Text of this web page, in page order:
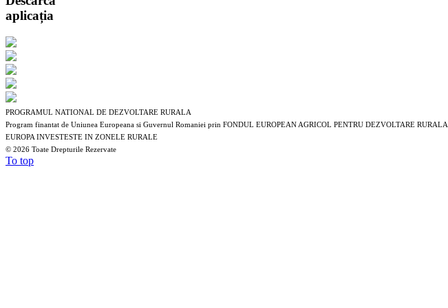
aplicația
PROGRAMUL NATIONAL DE DEZVOLTARE RURALA
Program finantat de Uniunea Europeana si Guvernul Romaniei prin FONDUL EUROPEAN AGRICOL PENTRU DEZVOLTARE RURALA
EUROPA INVESTESTE IN ZONELE RURALE
© 2026 Toate Drepturile Rezervate
To top